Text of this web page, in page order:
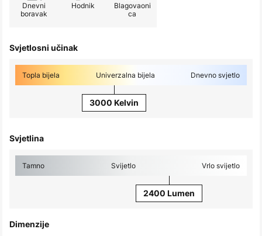
Dnevni
boravak
Hodnik
Blagovaoni
ca
Svjetlosni učinak
Topla bijela Univerzalna bijela Dnevno svjetlo
3000 Kelvin
Svjetlina
Tamno Svijetlo Vrlo svijetlo
2400 Lumen
Dimenzije